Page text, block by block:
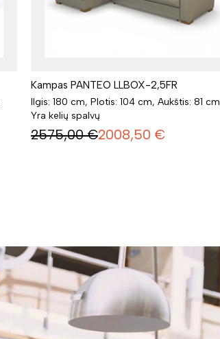
Kampas PANTEO LLBOX-2,5FR
Ilgis: 180 cm, Plotis: 104 cm, Aukštis: 81 cm
Yra kelių spalvų
2575,00 €2008,50 €